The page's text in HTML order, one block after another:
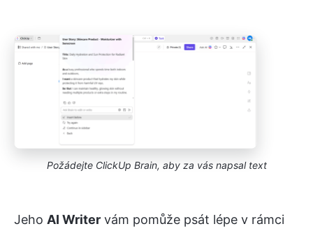
Požádejte ClickUp Brain, aby za vás napsal text
Jeho AI Writer vám pomůže psát lépe v rámci